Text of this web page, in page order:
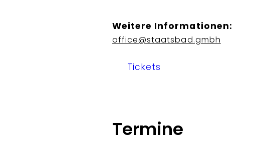
Weitere Informationen:
office@staatsbad.gmbh
Tickets
Termine